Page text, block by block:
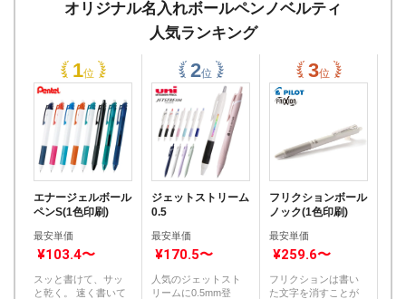
オリジナル名入れボールペンノベルティ
人気ランキング
位
エナージェルボール
ペンS(1色印刷)
最安単価
¥103.4〜
スッと書けて、サッ
と乾く。 速く書いて
位
ジェットストリーム
0.5
最安単価
¥170.5〜
人気のジェットスト
リームに0.5mm登
位
フリクションボール
ノック(1色印刷)
最安単価
¥259.6〜
フリクションは書い
た文字を消すことが